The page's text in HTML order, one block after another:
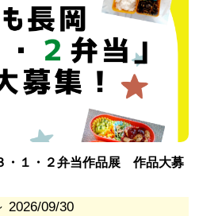
１・２弁当作品展 作品大募
2026/09/30